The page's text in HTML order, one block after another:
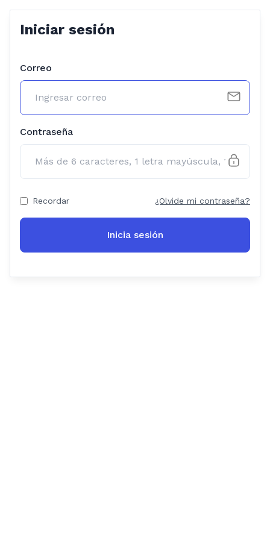
Iniciar sesión
Correo
Contraseña
Recordar ¿Olvide mi contraseña?